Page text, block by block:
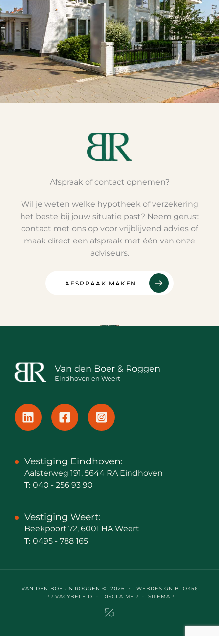
Afspraak of contact opnemen?
Wil je weten welke hypotheek of verzekering
het beste bij jouw situatie past? Neem gerust
contact met ons op voor vrijblijvend advies of
maak direct een afspraak met één van onze
adviseurs.
AFSPRAAK MAKEN
Van den Boer & Roggen
Eindhoven en Weert
Vestiging Eindhoven:
Aalsterweg 191, 5644 RA Eindhoven
T: 040 - 256 93 90
Vestiging Weert:
Beekpoort 72, 6001 HA Weert
T: 0495 - 788 165
VAN DEN BOER & ROGGEN © 2026 •
WEBDESIGN BLOK56
PRIVACYBELEID • DISCLAIMER • SITEMAP